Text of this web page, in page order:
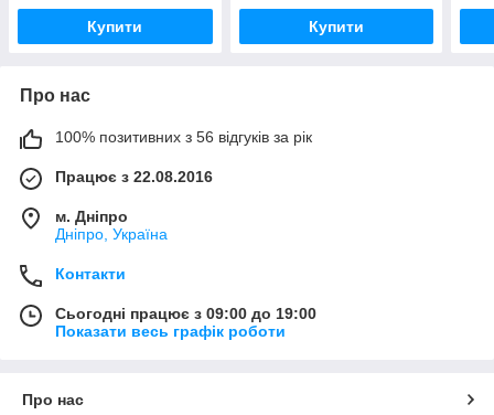
Купити Купити
Про нас
100% позитивних з 56 відгуків за рік
Працює з 22.08.2016
м. Дніпро
Дніпро, Україна
Контакти
Сьогодні працює з 09:00 до 19:00
Показати весь графік роботи
Про нас